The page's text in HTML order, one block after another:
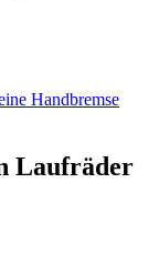
Handbremse
Laufräder